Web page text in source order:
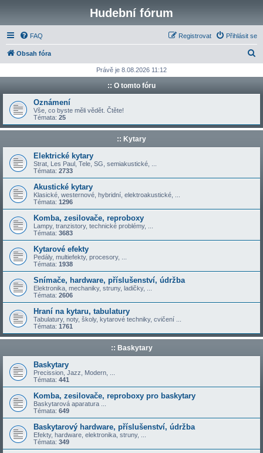
Hudební fórum
FAQ Přihlásit se
Registrovat
Obsah fóra
d
t
Právě je 8.08.2026 11:12
:: O tomto fóru
Oznámení
Vše, co byste měli vědět. Čtěte!
Témata: 25
:: Kytary
Elektrické kytary
Strat, Les Paul, Tele, SG, semiakustické, ...
Témata: 2733
Akustické kytary
Klasické, westernové, hybridní, elektroakustické, ...
Témata: 1296
Komba, zesilovače, reproboxy
Lampy, tranzistory, technické problémy, ...
Témata: 3683
Kytarové efekty
Pedály, multiefekty, procesory, ...
Témata: 1938
Snímače, hardware, příslušenství, údržba
Elektronika, mechaniky, struny, ladičky, ...
Témata: 2606
Hraní na kytaru, tabulatury
Tabulatury, noty, školy, kytarové techniky, cvičení ...
Témata: 1761
:: Baskytary
Baskytary
Precission, Jazz, Modern, ...
Témata: 441
Komba, zesilovače, reproboxy pro baskytary
Baskytarová aparatura ...
Témata: 649
Baskytarový hardware, příslušenství, údržba
Efekty, hardware, elektronika, struny, ...
Témata: 349